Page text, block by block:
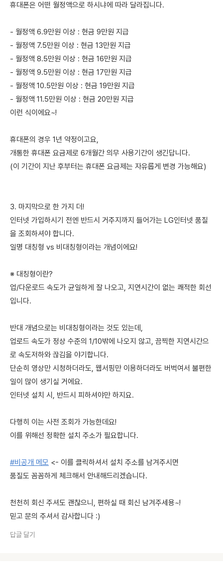
휴대폰은 어떤 월정액으로 하시냐에 따라 달라집니다.
- 월정액 6.9만원 이상 : 현금 9만원 지급
- 월정액 7.5만원 이상 : 현금 13만원 지급
- 월정액 8.5만원 이상 : 현금 16만원 지급
- 월정액 9.5만원 이상 : 현금 17만원 지급
- 월정액 10.5만원 이상 : 현금 19만원 지급
- 월정액 11.5만원 이상 : 현금 20만원 지급
이런 식이에요~!
휴대폰의 경우 1년 약정이고요,
개통한 휴대폰 요금제로 6개월간 의무 사용기간이 생긴답니다.
(이 기간이 지난 후부터는 휴대폰 요금제는 자유롭게 변경 가능해요)
3. 마지막으로 한 가지 더!
인터넷 가입하시기 전엔 반드시 거주지까지 들어가는 LG인터넷 품질
을 조회하셔야 합니다.
일명 대칭형 vs 비대칭형이라는 개념이에요!
※ 대칭형이란?
업/다운로드 속도가 균일하게 잘 나오고, 지연시간이 없는 쾌적한 회선
입니다.
반대 개념으로는 비대칭형이라는 것도 있는데,
업로드 속도가 정상 수준의 1/10밖에 나오지 않고, 끔찍한 지연시간으
로 속도저하와 끊김을 야기합니다.
단순히 영상만 시청하더라도, 웹서핑만 이용하더라도 버벅여서 불편한
일이 많이 생기실 거에요.
인터넷 설치 시, 반드시 피하셔야만 하지요.
다행히 이는 사전 조회가 가능한데요!
이를 위해선 정확한 설치 주소가 필요합니다.
#비공개 메모 <- 이를 클릭하셔서 설치 주소를 남겨주시면
품질도 꼼꼼하게 체크해서 안내해드리겠습니다.
천천히 회신 주셔도 괜찮으니, 편하실 때 회신 남겨주세용~!
믿고 문의 주셔서 감사합니다 :)
답글 달기